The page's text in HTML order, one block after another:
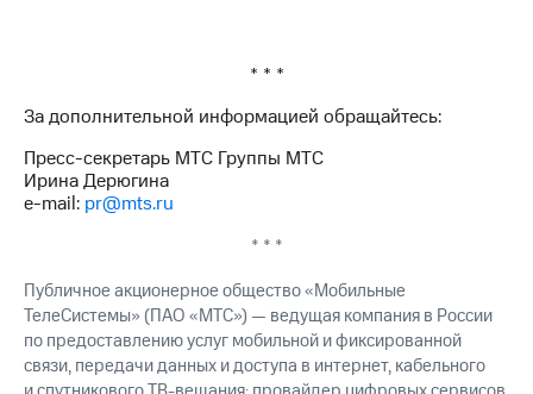
* * *
За дополнительной информацией обращайтесь:
Пресс-секретарь МТС Группы МТС
Ирина Дерюгина
e-mail: pr@mts.ru
* * *
Публичное акционерное общество «Мобильные
ТелеСистемы» (ПАО «МТС») — ведущая компания в России
по предоставлению услуг мобильной и фиксированной
связи, передачи данных и доступа в интернет, кабельного